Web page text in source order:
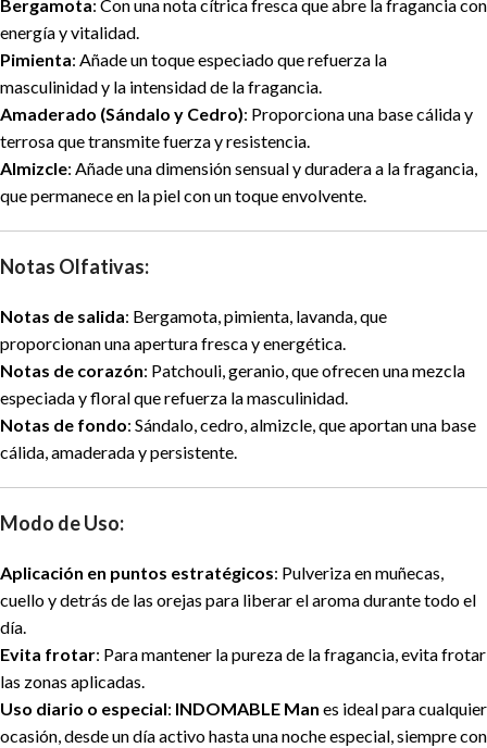
Bergamota: Con una nota cítrica fresca que abre la fragancia con
energía y vitalidad.
Pimienta: Añade un toque especiado que refuerza la
masculinidad y la intensidad de la fragancia.
Amaderado (Sándalo y Cedro): Proporciona una base cálida y
terrosa que transmite fuerza y resistencia.
Almizcle: Añade una dimensión sensual y duradera a la fragancia,
que permanece en la piel con un toque envolvente.
Notas Olfativas:
Notas de salida: Bergamota, pimienta, lavanda, que
proporcionan una apertura fresca y energética.
Notas de corazón: Patchouli, geranio, que ofrecen una mezcla
especiada y floral que refuerza la masculinidad.
Notas de fondo: Sándalo, cedro, almizcle, que aportan una base
cálida, amaderada y persistente.
Modo de Uso:
Aplicación en puntos estratégicos: Pulveriza en muñecas,
cuello y detrás de las orejas para liberar el aroma durante todo el
día.
Evita frotar: Para mantener la pureza de la fragancia, evita frotar
las zonas aplicadas.
Uso diario o especial: INDOMABLE Man es ideal para cualquier
ocasión, desde un día activo hasta una noche especial, siempre con